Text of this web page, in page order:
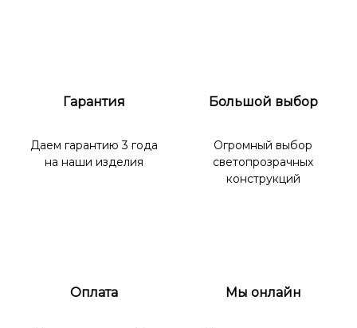
Гарантия
Даем гарантию 3 года
на наши изделия
Большой выбор
Огромный выбор
светопрозрачных
конструкций
Оплата Мы онлайн